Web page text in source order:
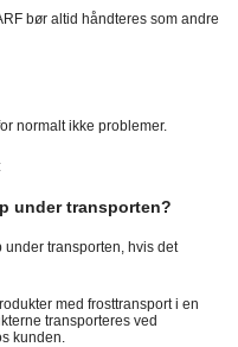
bør altid håndteres som andre
normalt ikke problemer.
under transporten?
under transporten, hvis det
med frosttransport i en
transporteres ved
kunden.